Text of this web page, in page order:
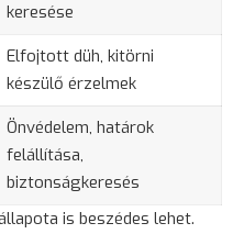
keresése
Elfojtott düh, kitörni
készülő érzelmek
Önvédelem, határok
felállítása,
biztonságkeresés
is beszédes lehet.